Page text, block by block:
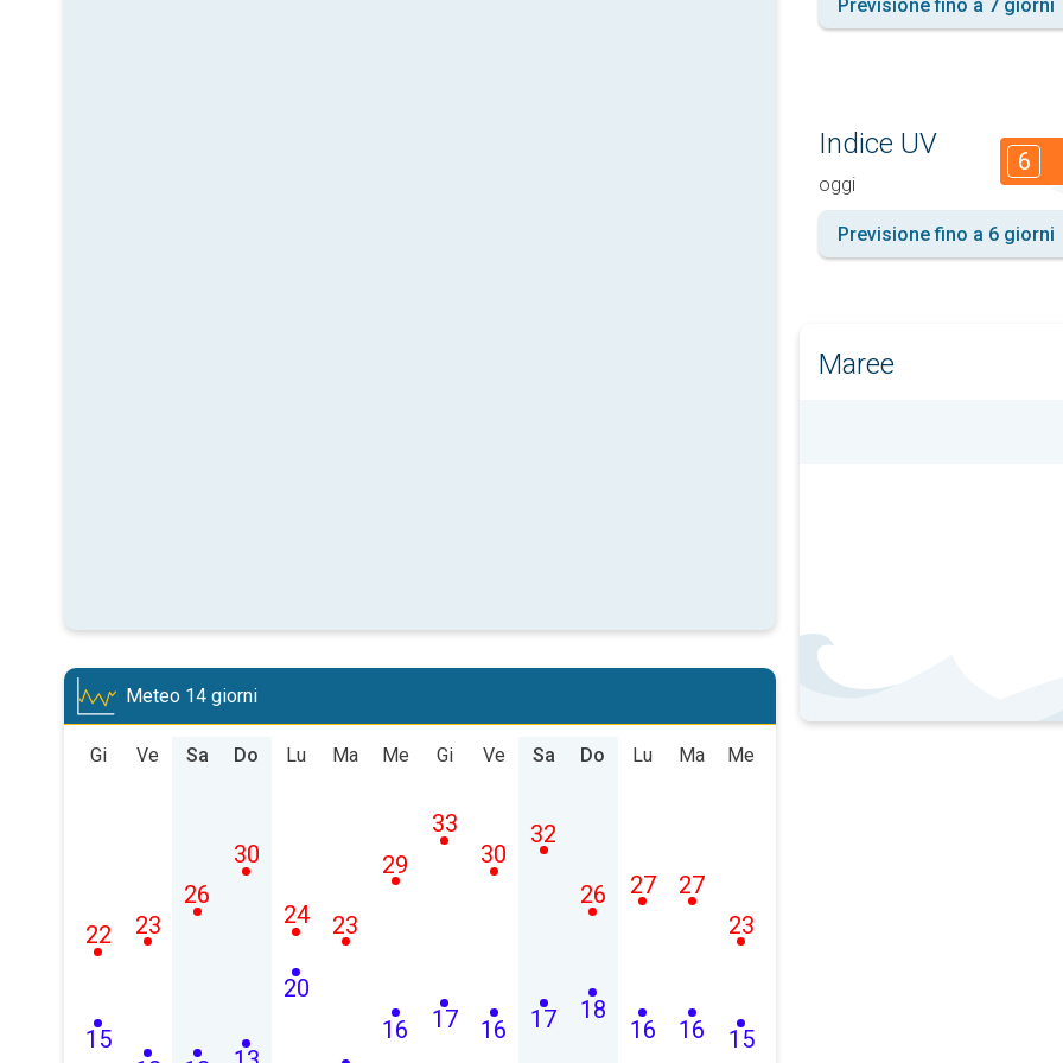
Meteo 14 giorni
Gi
15
22
Ve
23
Sa
26
Do
30
Lu
20
24
Ma
23
Me
16
29
Gi
17
33
Ve
16
30
Sa
17
32
Do
18
26
Lu
16
27
Ma
16
27
Me
15
23
Previsione fino a 7 giorni
Indice UV
oggi
6
Previsione fino a 6 giorni
Maree